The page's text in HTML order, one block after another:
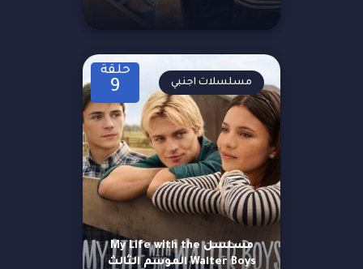
حلقة
9
مسلسل My Life with the
Walter Boys الموسم الثالث
مسلسلات اجنبي